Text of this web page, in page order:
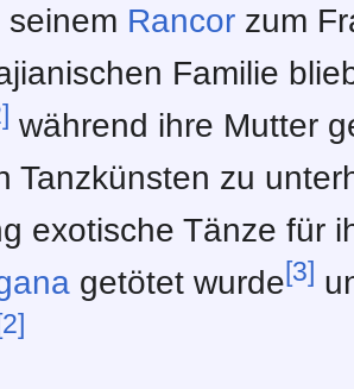
seinem Rancor zum
Familie
während ihre Mutter
Tanzkünsten zu
exotische Tänze für
getötet wurde[3]
[2]